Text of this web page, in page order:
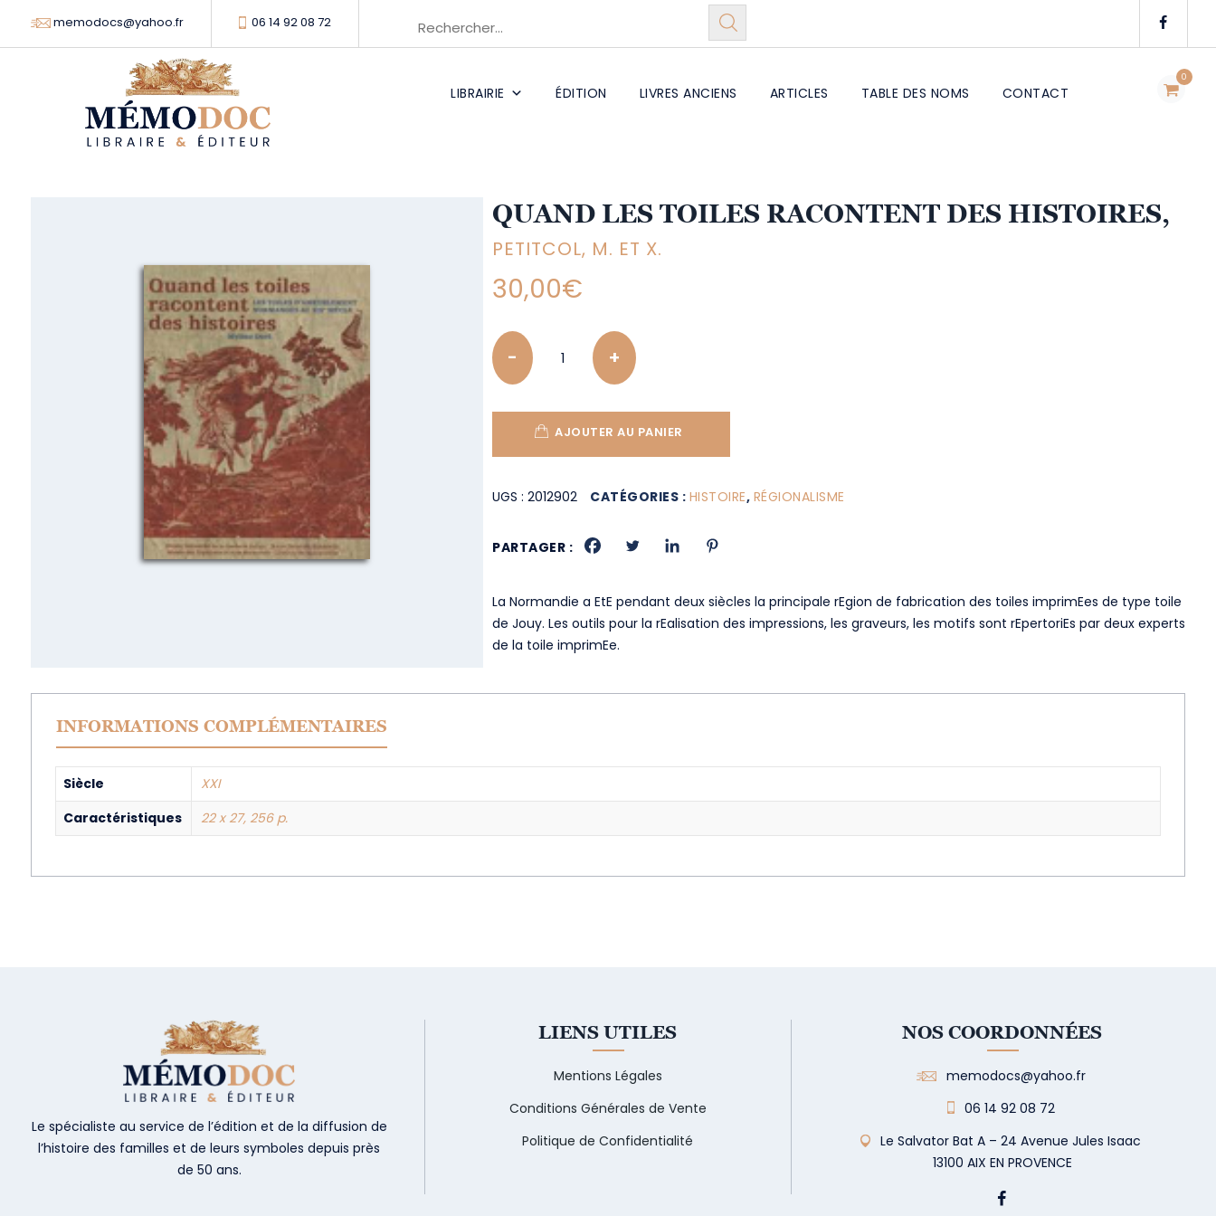
memodocs@yahoo.fr 06 14 92 08 72
0
LIBRAIRIE ÉDITION LIVRES ANCIENS ARTICLES TABLE DES NOMS CONTACT
QUAND LES TOILES RACONTENT DES HISTOIRES,
PETITCOL, M. ET X.
30,00€
Quantity
AJOUTER AU PANIER
UGS :2012902 CATÉGORIES : HISTOIRE, RÉGIONALISME
PARTAGER :
La Normandie a EtE pendant deux siècles la principale rEgion de fabrication des toiles imprimEes de type toile
de Jouy. Les outils pour la rEalisation des impressions, les graveurs, les motifs sont rEpertoriEs par deux experts
de la toile imprimEe.
INFORMATIONS COMPLÉMENTAIRES
Siècle
XXI
Caractéristiques
22 x 27, 256 p.
Le spécialiste au service de l’édition et de la diffusion de
l’histoire des familles et de leurs symboles depuis près
de 50 ans.
LIENS UTILES
Mentions Légales
Conditions Générales de Vente
Politique de Confidentialité
NOS COORDONNÉES
memodocs@yahoo.fr
06 14 92 08 72
Le Salvator Bat A – 24 Avenue Jules Isaac
13100 AIX EN PROVENCE